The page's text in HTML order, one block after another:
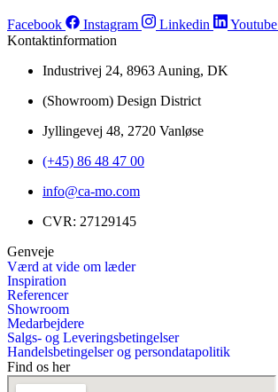
Facebook Instagram Linkedin
Youtube
Kontaktinformation
Industrivej 24, 8963 Auning, DK
(Showroom) Design District
Jyllingevej 48, 2720 Vanløse
(+45) 86 48 47 00
info@ca-mo.com
CVR: 27129145
Genveje
Værd at vide om læder
Inspiration
Referencer
Showroom
Medarbejdere
Salgs- og Leveringsbetingelser
Handelsbetingelser og persondatapolitik
Find os her